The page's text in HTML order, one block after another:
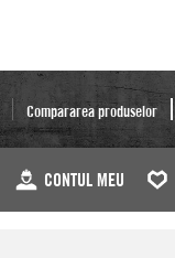
Compararea produselor
CONTUL MEU